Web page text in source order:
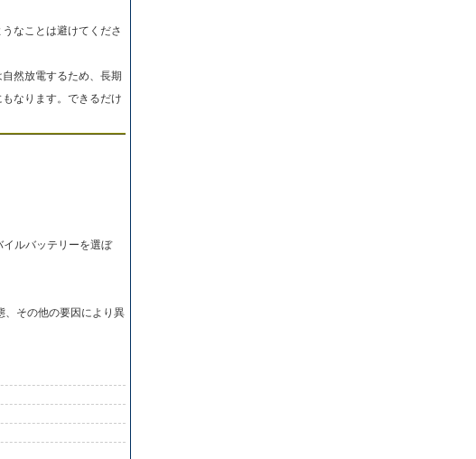
なことは避けてくださ
然放電するため、長期
なります。できるだけ
ルバッテリーを選ぼ
その他の要因により異